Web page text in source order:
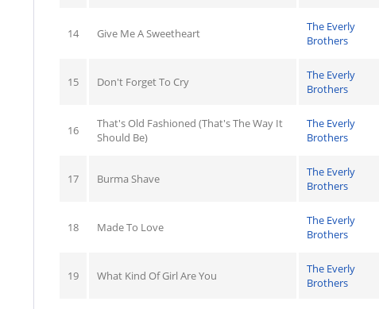
14 Give Me A Sweetheart
The Everly
Brothers
15 Don't Forget To Cry
The Everly
Brothers
16
That's Old Fashioned (That's The Way It
Should Be)
The Everly
Brothers
17 Burma Shave
The Everly
Brothers
18 Made To Love
The Everly
Brothers
19 What Kind Of Girl Are You
The Everly
Brothers